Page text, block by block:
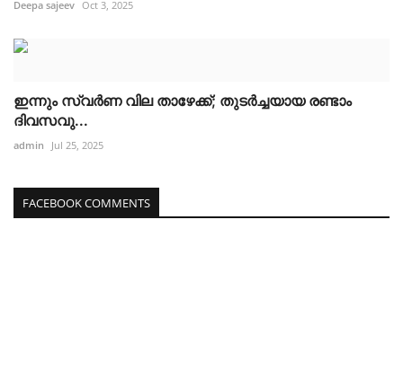
Deepa sajeev Oct 3, 2025
ഇന്നും സ്വര്‍ണ വില താഴേക്ക്; തുടര്‍ച്ചയായ രണ്ടാം
ദിവസവു...
admin Jul 25, 2025
FACEBOOK COMMENTS